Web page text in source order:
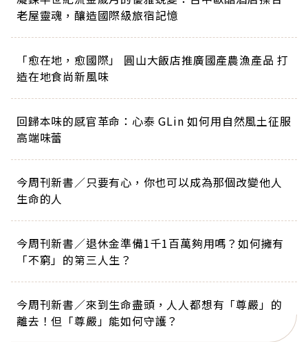
老屋靈魂，釀造國際級旅宿記憶
「愈在地，愈國際」 圓山大飯店推廣國產農漁產品 打
造在地食尚新風味
回歸本味的感官革命：心泰 GLin 如何用自然風土征服
高端味蕾
今周刊新書／只要有心，你也可以成為那個改變他人
生命的人
今周刊新書／退休金準備1千1百萬夠用嗎？如何擁有
「不窮」的第三人生？
今周刊新書／來到生命盡頭，人人都想有「尊嚴」的
離去！但「尊嚴」能如何守護？